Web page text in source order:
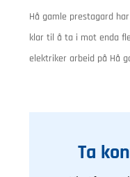
Hå gamle prestagard
klar til å ta i mot enda
elektriker arbeid på Hå
Ta